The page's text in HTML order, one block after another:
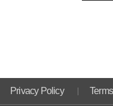
Privacy Policy